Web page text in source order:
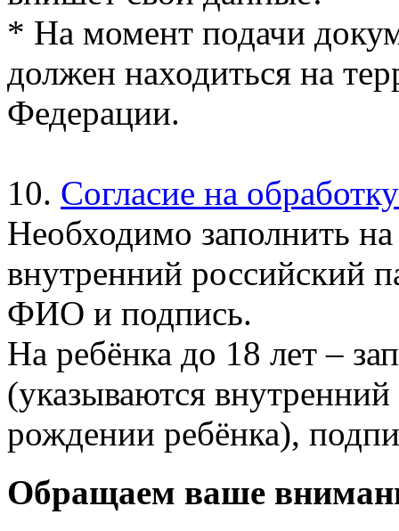
* На момент подачи
должен находиться на
Федерации.
10. Согласие на
Необходимо заполнить
внутренний российский
ФИО и подпись.
На ребёнка до 18 лет –
(указываются
рождении ребёнка),
Обращаем ваше